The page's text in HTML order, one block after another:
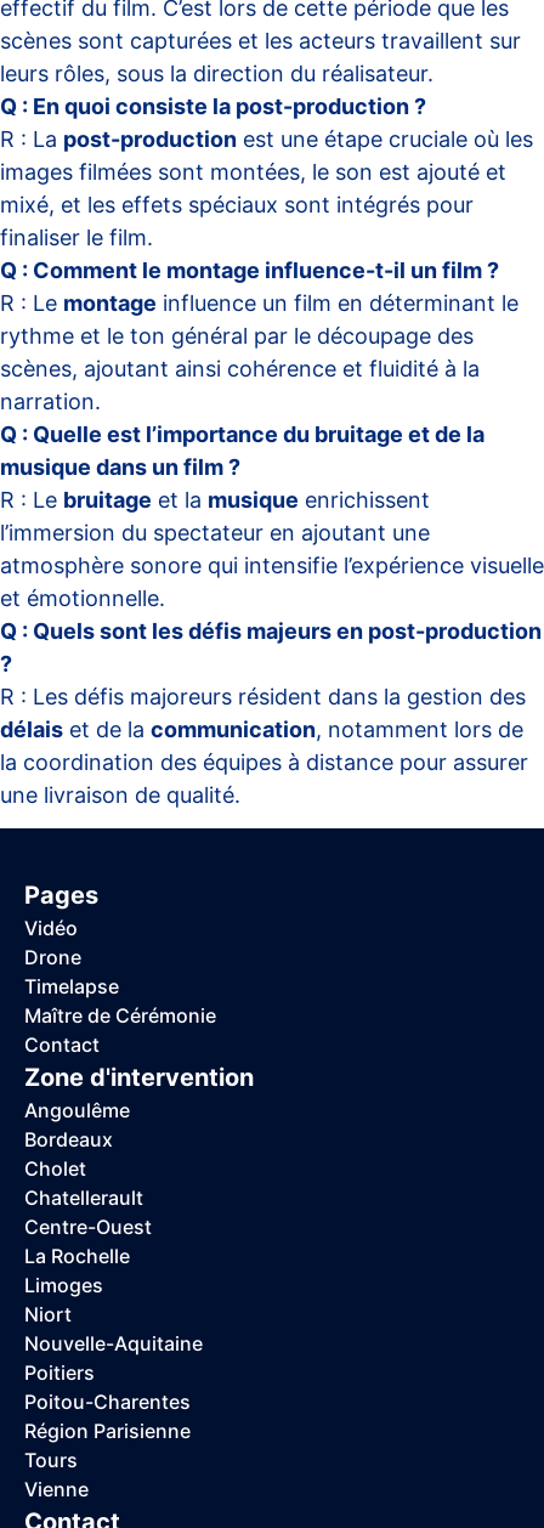
effectif du film. C’est lors de cette période que les
scènes sont capturées et les acteurs travaillent sur
leurs rôles, sous la direction du réalisateur.
Q : En quoi consiste la post-production ?
R : La post-production est une étape cruciale où les
images filmées sont montées, le son est ajouté et
mixé, et les effets spéciaux sont intégrés pour
finaliser le film.
Q : Comment le montage influence-t-il un film ?
R : Le montage influence un film en déterminant le
rythme et le ton général par le découpage des
scènes, ajoutant ainsi cohérence et fluidité à la
narration.
Q : Quelle est l’importance du bruitage et de la
musique dans un film ?
R : Le bruitage et la musique enrichissent
l’immersion du spectateur en ajoutant une
atmosphère sonore qui intensifie l’expérience visuelle
et émotionnelle.
Q : Quels sont les défis majeurs en post-production
?
R : Les défis majoreurs résident dans la gestion des
délais et de la communication, notamment lors de
la coordination des équipes à distance pour assurer
une livraison de qualité.
Pages
Vidéo
Drone
Timelapse
Maître de Cérémonie
Contact
Zone d'intervention
Angoulême
Bordeaux
Cholet
Chatellerault
Centre-Ouest
La Rochelle
Limoges
Niort
Nouvelle-Aquitaine
Poitiers
Poitou-Charentes
Région Parisienne
Tours
Vienne